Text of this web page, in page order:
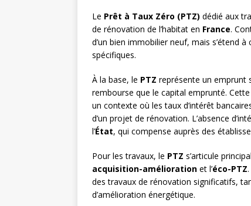
Le Prêt à Taux Zéro (PTZ) dédié aux
de rénovation de l’habitat en France.
d’un bien immobilier neuf, mais s’étend
spécifiques.
À la base, le PTZ représente un emprunt
rembourse que le capital emprunté.
un contexte où les taux d’intérêt
d’un projet de rénovation. L’absence
l’État, qui compense auprès des
Pour les travaux, le PTZ s’articule
acquisition-amélioration et l’éco-PTZ
des travaux de rénovation significatifs,
d’amélioration énergétique.